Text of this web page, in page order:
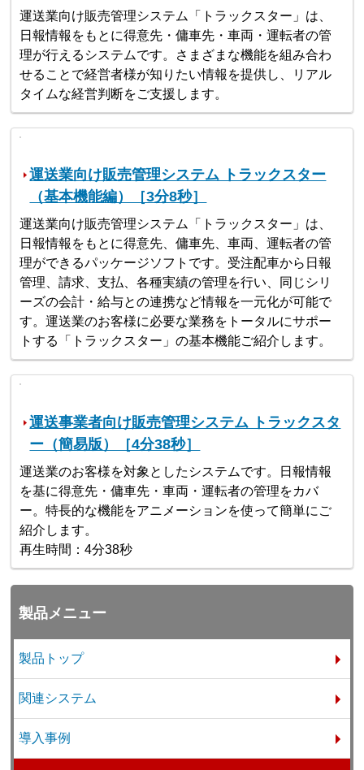
運送業向け販売管理システム「トラックスター」は、
日報情報をもとに得意先・傭車先・車両・運転者の管
理が行えるシステムです。さまざまな機能を組み合わ
せることで経営者様が知りたい情報を提供し、リアル
タイムな経営判断をご支援します。
運送業向け販売管理システム トラックスター
（基本機能編）［3分8秒］
運送業向け販売管理システム「トラックスター」は、
日報情報をもとに得意先、傭車先、車両、運転者の管
理ができるパッケージソフトです。受注配車から日報
管理、請求、支払、各種実績の管理を行い、同じシリ
ーズの会計・給与との連携など情報を一元化が可能で
す。運送業のお客様に必要な業務をトータルにサポー
トする「トラックスター」の基本機能ご紹介します。
運送事業者向け販売管理システム トラックスタ
ー（簡易版）［4分38秒］
運送業のお客様を対象としたシステムです。日報情報
を基に得意先・傭車先・車両・運転者の管理をカバ
ー。特長的な機能をアニメーションを使って簡単にご
紹介します。
再生時間：4分38秒
製品メニュー
製品トップ
関連システム
導入事例